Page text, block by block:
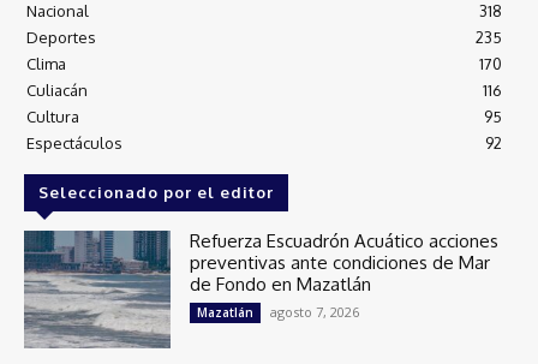
Nacional
318
Deportes
235
Clima
170
Culiacán
116
Cultura
95
Espectáculos
92
Seleccionado por el editor
Refuerza Escuadrón Acuático acciones
preventivas ante condiciones de Mar
de Fondo en Mazatlán
Mazatlán agosto 7, 2026